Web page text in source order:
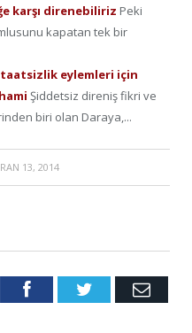
karşı direnebiliriz Peki
kapatan tek bir
eylemleri için
Şiddetsiz direniş fikri ve
biri olan Daraya,...
13, 2014
FacebookTwitter Email